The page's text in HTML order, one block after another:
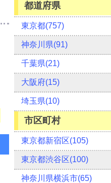
都道府県
東京都(757)
神奈川県(91)
千葉県(21)
大阪府(15)
埼玉県(10)
市区町村
東京都新宿区(105)
東京都渋谷区(100)
神奈川県横浜市(65)